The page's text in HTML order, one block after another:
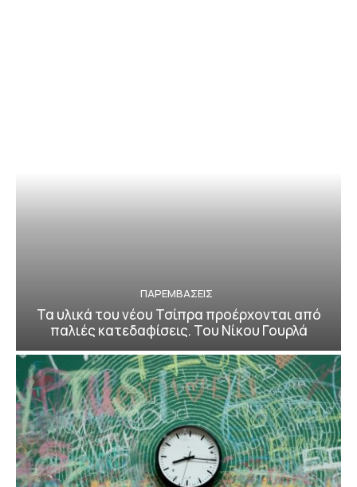
ΠΑΡΕΜΒΑΣΕΙΣ
Τα υλικά του νέου Τσίπρα προέρχονται από
παλιές κατεδαφίσεις. Του Νίκου Γουρλά